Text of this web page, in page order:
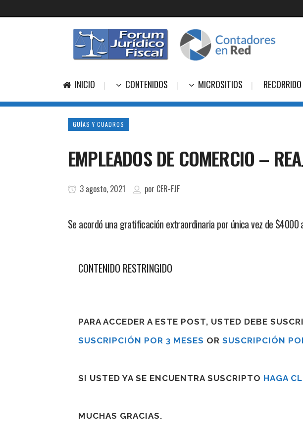
INICIO CONTENIDOS MICROSITIOS
GUÍAS Y CUADROS
EMPLEADOS DE COMERCIO –
3 agosto, 2021 por CER-FJF
Se acordó una gratificación extraordinaria por única vez de
CONTENIDO RESTRINGIDO
PARA ACCEDER A ESTE POST, USTED DEBE
SUSCRIPCIÓN POR 3 MESES OR SUSCRIPCIÓN
SI USTED YA SE ENCUENTRA SUSCRIPTO HAGA
MUCHAS GRACIAS.